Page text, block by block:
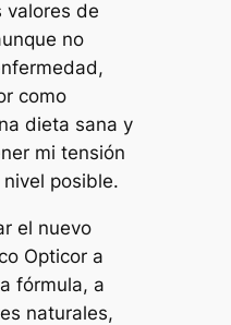
valores de
no
como
dieta sana y
mi tensión
posible.
el nuevo
Opticor a
fórmula, a
naturales,